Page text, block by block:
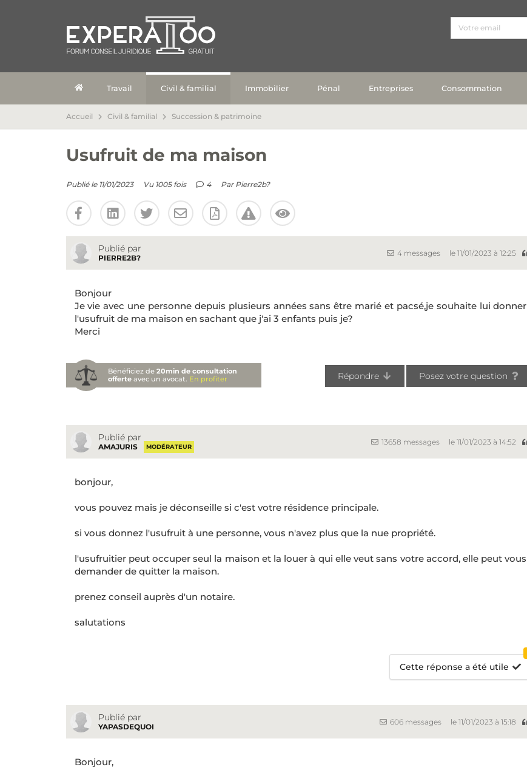
Travail Civil & familial Immobilier Pénal Entreprises Consommation
Accueil Civil & familial Succession & patrimoine
Usufruit de ma maison
Publié le 11/01/2023 Vu 1005 fois 4 Par Pierre2b?
Publié par
PIERRE2B?
4 messages le 11/01/2023 à 12:25
Bonjour
Je vie avec une personne depuis plusieurs années sans être marié et pacsé,je souhaite lui donner
l'usufruit de ma maison en sachant que j'ai 3 enfants puis je?
Merci
Bénéficiez de20min de consultation
offerte avec un avocat. En profiter Répondre Posez votre question
Publié par
AMAJURIS MODÉRATEUR
13658 messages le 11/01/2023 à 14:52
bonjour,
vous pouvez mais je déconseille si c'est votre résidence principale.
si vous donnez l'usufruit à une personne, vous n'avez plus que la nue propriété.
l'usufruitier peut occuper seul la maison et la louer à qui elle veut sans votre accord, elle peut vous
demander de quitter la maison.
prenez conseil auprès d'un notaire.
salutations
Cette réponse a été utile
Publié par
YAPASDEQUOI
606 messages le 11/01/2023 à 15:18
Bonjour,